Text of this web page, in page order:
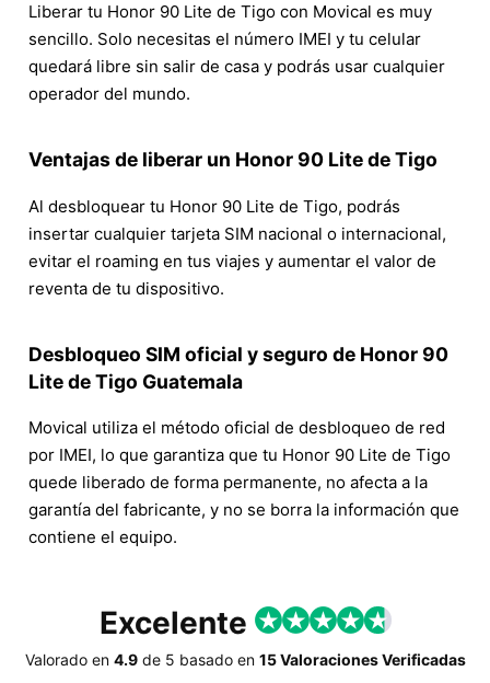
Liberar tu Honor 90 Lite de Tigo con Movical es muy
sencillo. Solo necesitas el número IMEI y tu celular
quedará libre sin salir de casa y podrás usar cualquier
operador del mundo.
Ventajas de liberar un Honor 90 Lite de Tigo
Al desbloquear tu Honor 90 Lite de Tigo, podrás
insertar cualquier tarjeta SIM nacional o internacional,
evitar el roaming en tus viajes y aumentar el valor de
reventa de tu dispositivo.
Desbloqueo SIM oficial y seguro de Honor 90
Lite de Tigo Guatemala
Movical utiliza el método oficial de desbloqueo de red
por IMEI, lo que garantiza que tu Honor 90 Lite de Tigo
quede liberado de forma permanente, no afecta a la
garantía del fabricante, y no se borra la información que
contiene el equipo.
Excelente
Valorado en 4.9de 5 basado en 15 Valoraciones Verificadas